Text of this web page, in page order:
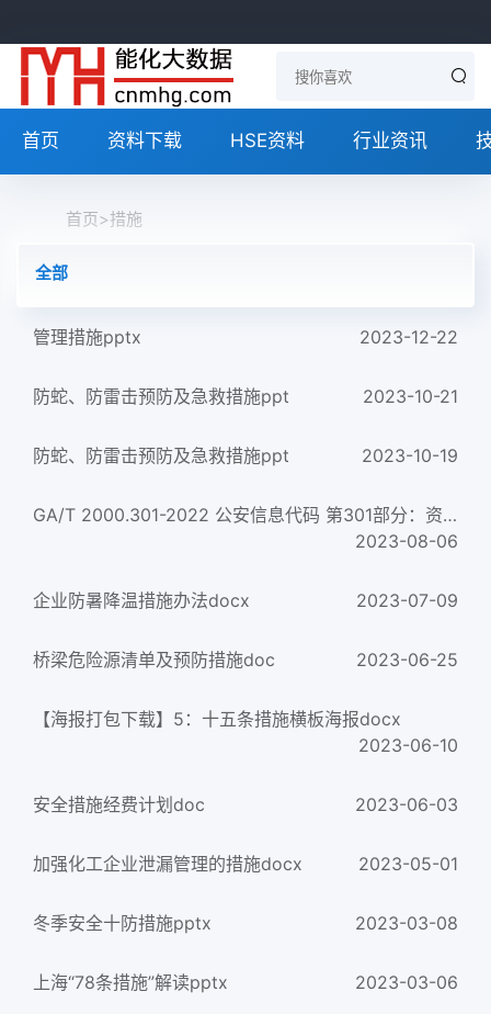
首页 资料下载 HSE资料 行业资讯
首页>措施
全部
管理措施pptx 2023-12-22
防蛇、防雷击预防及急救措施ppt 2023-10-21
防蛇、防雷击预防及急救措施ppt 2023-10-19
GA/T 2000.301-2022 公安信息代码 第301部分：资金查控措施类型代码
2023-08-06
企业防暑降温措施办法docx 2023-07-09
桥梁危险源清单及预防措施doc 2023-06-25
【海报打包下载】5：十五条措施横板海报docx
2023-06-10
安全措施经费计划doc 2023-06-03
加强化工企业泄漏管理的措施docx 2023-05-01
冬季安全十防措施pptx 2023-03-08
上海“78条措施”解读pptx 2023-03-06